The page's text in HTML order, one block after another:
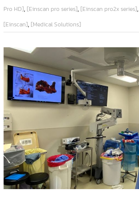
Pro HD],[Einscan pro series],[Einscan pro2x series],
[Einscan],[Medical Solutions]